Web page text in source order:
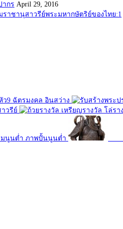
กร April 29, 2016
าชานุสาวรีย์พระมหากษัตริย์ของไทย:1